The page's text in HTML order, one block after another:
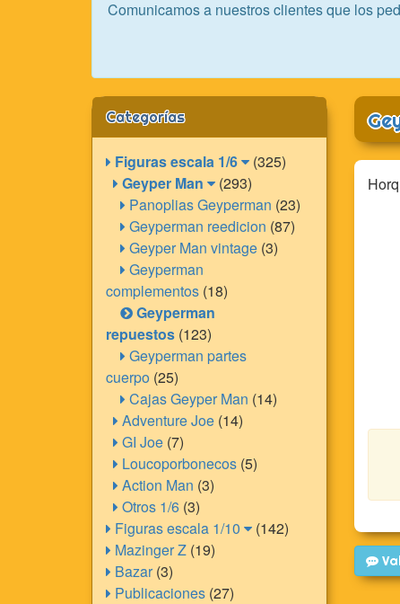
Comunicamos a nuestros clientes que los
Categorías
Figuras escala 1/6
(325)
Geyper Man
(293)
Panoplias Geyperman (23)
Geyperman reedicion (87)
Geyper Man vintage (3)
Geyperman
complementos (18)
Geyperman
repuestos (123)
Geyperman partes
cuerpo (25)
Cajas Geyper Man (14)
Adventure Joe (14)
GI Joe (7)
Loucoporbonecos (5)
Action Man (3)
Otros 1/6 (3)
Figuras escala 1/10
(142)
Mazinger Z (19)
Bazar(3)
Publicaciones (27)